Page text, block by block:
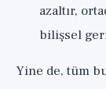
azaltır,
bilişsel
Yine de, tüm